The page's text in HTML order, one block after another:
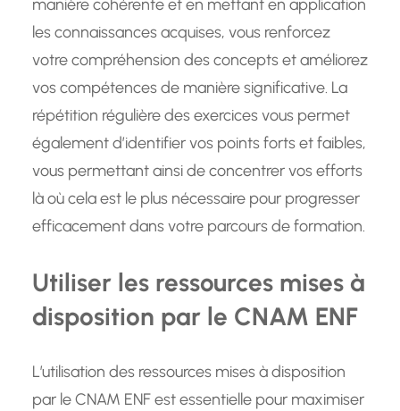
manière cohérente et en mettant en application
les connaissances acquises, vous renforcez
votre compréhension des concepts et améliorez
vos compétences de manière significative. La
répétition régulière des exercices vous permet
également d’identifier vos points forts et faibles,
vous permettant ainsi de concentrer vos efforts
là où cela est le plus nécessaire pour progresser
efficacement dans votre parcours de formation.
Utiliser les ressources mises à
disposition par le CNAM ENF
L’utilisation des ressources mises à disposition
par le CNAM ENF est essentielle pour maximiser